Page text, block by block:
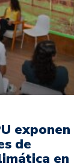
exponen
de
en